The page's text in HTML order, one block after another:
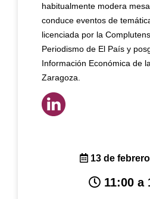
habitualmente modera
conduce eventos de
licenciada por la
Periodismo de El País y
Información Económica de
Zaragoza.
13 de
11:00 a